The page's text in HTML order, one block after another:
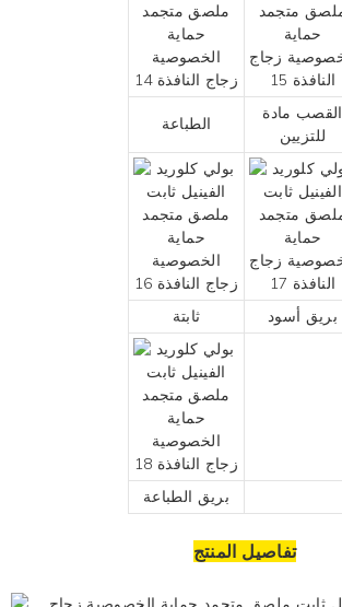
الطباعة
القصب مادة
للتزيين
ثابتة بريق أسود
بريق الطباعة
تفاصيل المنتج